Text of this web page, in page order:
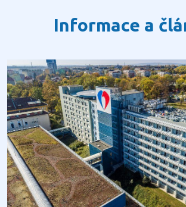
Informace a